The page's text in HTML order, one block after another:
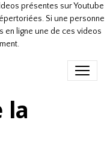
présentes sur Youtube
Si une personne
en ligne une de ces videos
la